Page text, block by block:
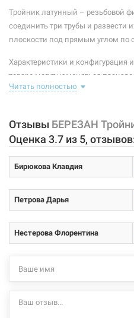
Материал корпуса:
Размер:
Тройник латунный – резьбовой
соединить три трубы и развести
плоскости под прямым углом по
Характеристики и конфигурация
товара могут изменяться
внесенные производителем
Читать полностью
Отзывы БЕРЕЗАН
Оценка 3.7 из 5,
Бирюкова Клавдия
Петрова Дарья
Нестерова Флорентина